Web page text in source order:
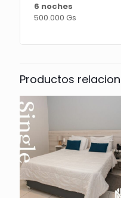
6 noches
500.000 Gs
Productos